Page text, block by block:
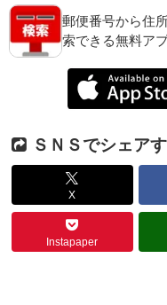
郵便番号から住
索できる無料ア
ＳＮＳでシェア
X
Instapaper